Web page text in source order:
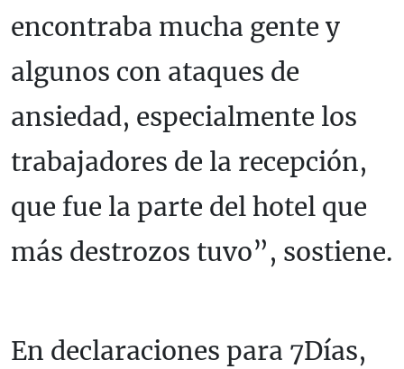
encontraba mucha gente y
algunos con ataques de
ansiedad, especialmente los
trabajadores de la recepción,
que fue la parte del hotel que
más destrozos tuvo”, sostiene.
En declaraciones para 7Días,